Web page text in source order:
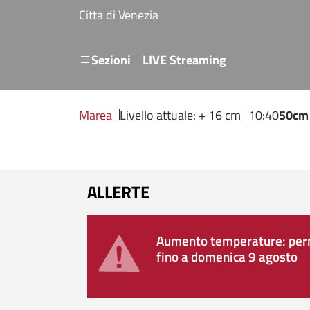
Salta al contenuto principale
Citta di Venezia
SezioniMenu secondario
LIVE Streaming
Marea Livello attuale: + 16 cm 10:4050cm
ALLERTE
Aumento temperature:
fino a domenica 9 agosto